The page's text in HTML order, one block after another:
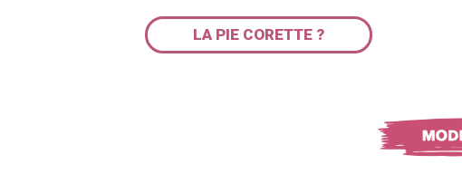
LA PIE CORETTE ?